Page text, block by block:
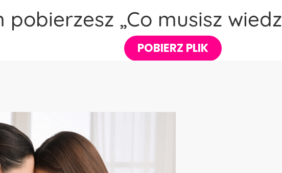
pobierzesz „Co musisz
POBIERZ PLIK